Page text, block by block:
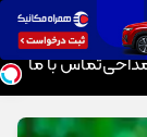
مداحیتماس با ما